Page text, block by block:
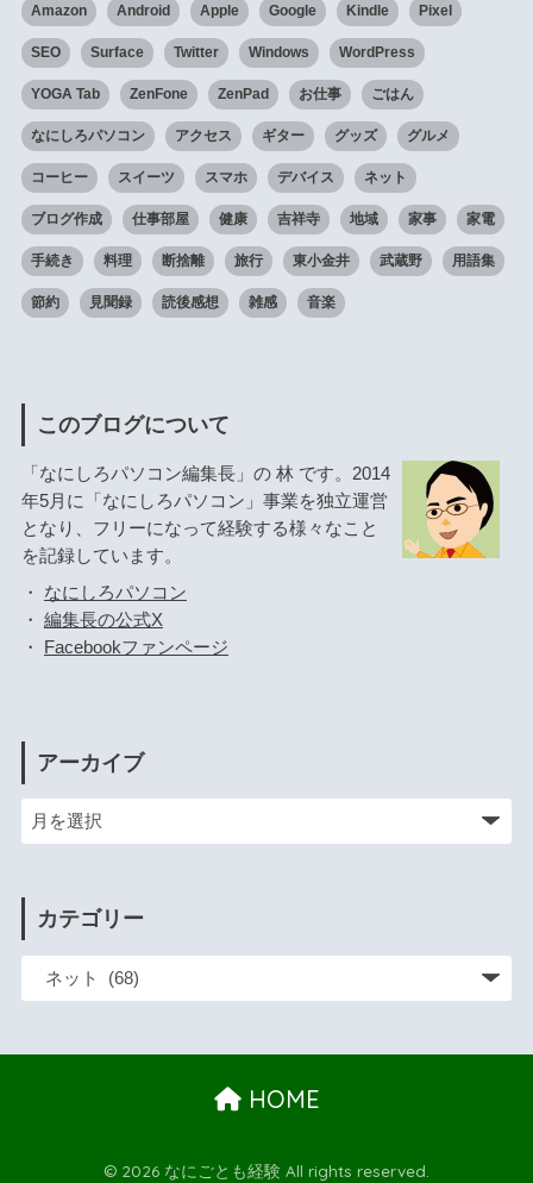
Amazon Android Apple Google Kindle Pixel
SEO Surface Twitter Windows WordPress
YOGA Tab ZenFone ZenPad お仕事 ごはん
なにしろパソコン アクセス ギター グッズ グルメ
コーヒー スイーツ スマホ デバイス ネット
ブログ作成 仕事部屋 健康 吉祥寺 地域 家事 家電
手続き 料理 断捨離 旅行 東小金井 武蔵野 用語集
節約 見聞録 読後感想 雑感 音楽
このブログについて
「なにしろパソコン編集長」の 林 です。2014
年5月に「なにしろパソコン」事業を独立運営
となり、フリーになって経験する様々なこと
を記録しています。
・ なにしろパソコン
・ 編集長の公式X
・ Facebookファンページ
アーカイブ
カテゴリー
HOME
© 2026 なにごとも経験 All rights reserved.